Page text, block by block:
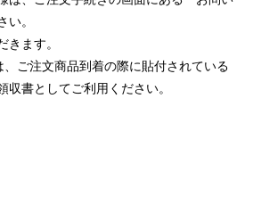
い。
きます。
ご注文商品到着の際に貼付されている
収書としてご利用ください。